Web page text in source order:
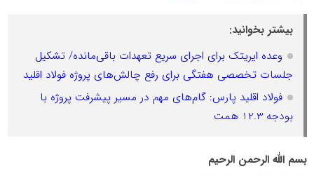
بیشتر بخوانید:
وعده ایریتک برای اجرای سریع تعهدات باقی‌مانده/ تشکیل
جلسات تخصصی هفتگی برای رفع چالش‌های پروژه فولاد اقلید
فولاد اقلید پارس: گام‌های مهم در مسیر پیشرفت پروژه با
بودجه 12.3 همت
بسم الله الرحمن الرحیم